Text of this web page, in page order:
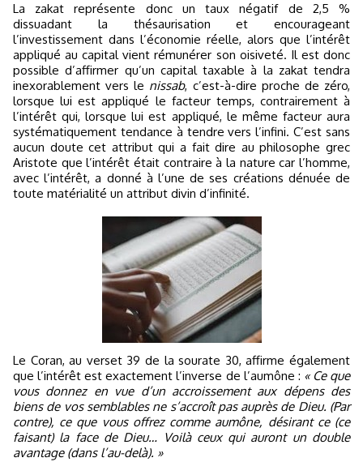
La zakat représente donc un taux négatif de 2,5 %
dissuadant la thésaurisation et encourageant
l’investissement dans l’économie réelle, alors que l’intérêt
appliqué au capital vient rémunérer son oisiveté. Il est donc
possible d’affirmer qu’un capital taxable à la zakat tendra
inexorablement vers le nissab, c’est-à-dire proche de zéro,
lorsque lui est appliqué le facteur temps, contrairement à
l’intérêt qui, lorsque lui est appliqué, le même facteur aura
systématiquement tendance à tendre vers l’infini. C’est sans
aucun doute cet attribut qui a fait dire au philosophe grec
Aristote que l’intérêt était contraire à la nature car l’homme,
avec l’intérêt, a donné à l’une de ses créations dénuée de
toute matérialité un attribut divin d’infinité.
Le Coran, au verset 39 de la sourate 30, affirme également
que l’intérêt est exactement l’inverse de l’aumône : « Ce que
vous donnez en vue d’un accroissement aux dépens des
biens de vos semblables ne s’accroît pas auprès de Dieu. (Par
contre), ce que vous offrez comme aumône, désirant ce (ce
faisant) la face de Dieu… Voilà ceux qui auront un double
avantage (dans l’au-delà). »